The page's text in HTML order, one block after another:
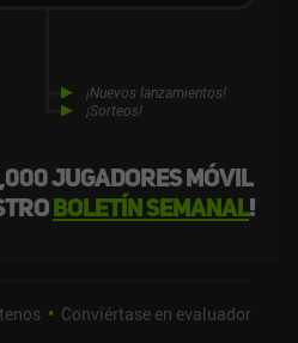
jugadores móvil
boletín semanal!
¡Nuevos lanzamientos!
¡Sorteos!
Conviértase en evaluador